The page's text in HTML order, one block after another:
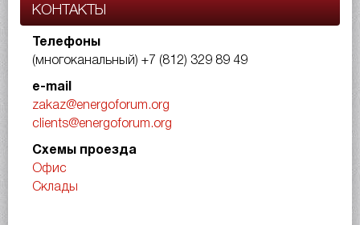
КОНТАКТЫ
Телефоны
(многоканальный) +7 (812) 329 89 49
e-mail
zakaz@energoforum.org
clients@energoforum.org
Схемы проезда
Офис
Склады